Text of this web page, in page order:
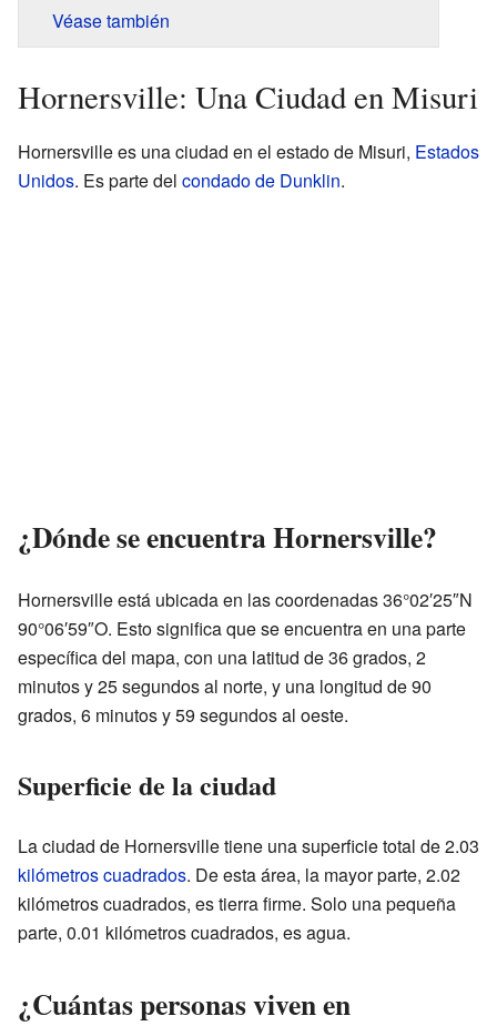
Véase también
Hornersville: Una Ciudad en Misuri
Hornersville es una ciudad en el estado de Misuri, Estados
Unidos. Es parte del condado de Dunklin.
¿Dónde se encuentra Hornersville?
Hornersville está ubicada en las coordenadas 36°02′25″N
90°06′59″O. Esto significa que se encuentra en una parte
específica del mapa, con una latitud de 36 grados, 2
minutos y 25 segundos al norte, y una longitud de 90
grados, 6 minutos y 59 segundos al oeste.
Superficie de la ciudad
La ciudad de Hornersville tiene una superficie total de 2.03
kilómetros cuadrados. De esta área, la mayor parte, 2.02
kilómetros cuadrados, es tierra firme. Solo una pequeña
parte, 0.01 kilómetros cuadrados, es agua.
¿Cuántas personas viven en